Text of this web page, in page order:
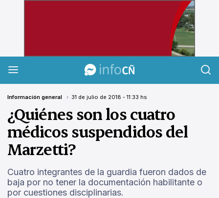
Información general 31 de julio de 2018 - 11:33 hs
¿Quiénes son los cuatro
médicos suspendidos del
Marzetti?
Cuatro integrantes de la guardia fueron dados de
baja por no tener la documentación habilitante o
por cuestiones disciplinarias.